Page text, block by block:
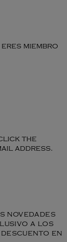
miembro
the
address.
novedades
a los
en